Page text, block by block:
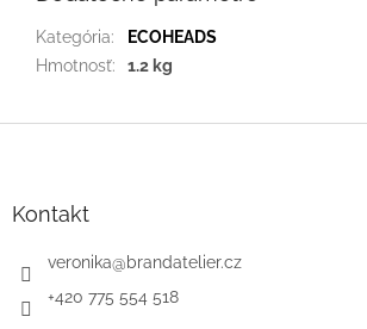
Kategória:
ECOHEADS
Hmotnosť: 1.2 kg
Kontakt
veronika@brandatelier.cz
+420 775 554 518